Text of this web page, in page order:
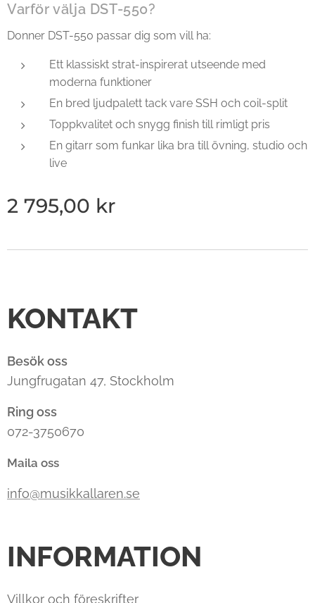
Varför välja DST-550?
Donner DST-550 passar dig som vill ha:
Ett klassiskt strat-inspirerat utseende med
moderna funktioner
En bred ljudpalett tack vare SSH och coil-split
Toppkvalitet och snygg finish till rimligt pris
En gitarr som funkar lika bra till övning, studio och
live
2 795,00 kr
KONTAKT
Besök oss
Jungfrugatan 47, Stockholm
Ring oss
072-3750670
Maila oss
info@musikkallaren.se
INFORMATION
Villkor och föreskrifter